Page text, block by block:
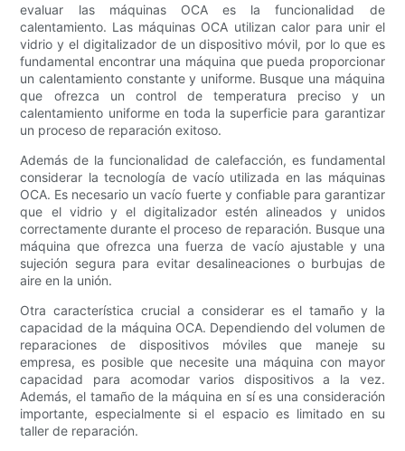
evaluar las máquinas OCA es la funcionalidad de
calentamiento. Las máquinas OCA utilizan calor para unir el
vidrio y el digitalizador de un dispositivo móvil, por lo que es
fundamental encontrar una máquina que pueda proporcionar
un calentamiento constante y uniforme. Busque una máquina
que ofrezca un control de temperatura preciso y un
calentamiento uniforme en toda la superficie para garantizar
un proceso de reparación exitoso.
Además de la funcionalidad de calefacción, es fundamental
considerar la tecnología de vacío utilizada en las máquinas
OCA. Es necesario un vacío fuerte y confiable para garantizar
que el vidrio y el digitalizador estén alineados y unidos
correctamente durante el proceso de reparación. Busque una
máquina que ofrezca una fuerza de vacío ajustable y una
sujeción segura para evitar desalineaciones o burbujas de
aire en la unión.
Otra característica crucial a considerar es el tamaño y la
capacidad de la máquina OCA. Dependiendo del volumen de
reparaciones de dispositivos móviles que maneje su
empresa, es posible que necesite una máquina con mayor
capacidad para acomodar varios dispositivos a la vez.
Además, el tamaño de la máquina en sí es una consideración
importante, especialmente si el espacio es limitado en su
taller de reparación.